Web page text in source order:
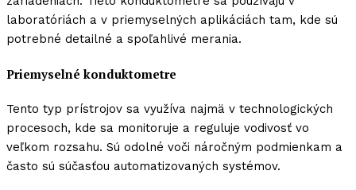
laboratóriách a v priemyselných aplikáciách tam, kde sú
potrebné detailné a spoľahlivé merania.
Priemyselné konduktometre
Tento typ prístrojov sa využíva najmä v technologických
procesoch, kde sa monitoruje a reguluje vodivosť vo
veľkom rozsahu. Sú odolné voči náročným podmienkam a
často sú súčasťou automatizovaných systémov.